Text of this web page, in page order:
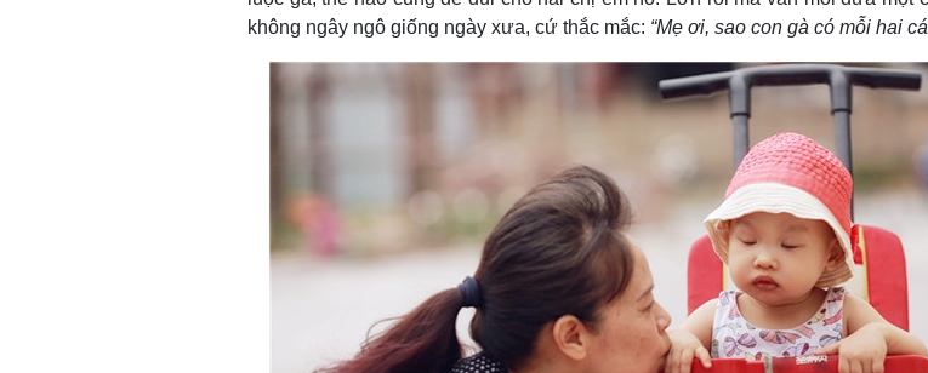
không ngây ngô giống ngày xưa, cứ thắc mắc: “Mẹ ơi, sao con gà có mỗi hai